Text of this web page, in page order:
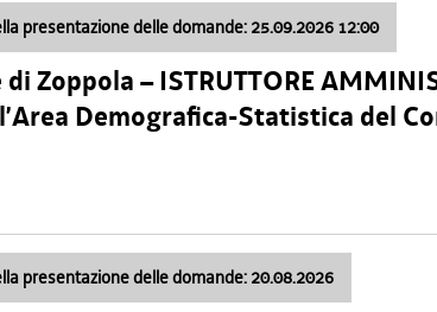
presentazione delle domande: 25.09.2026 12:00
Zoppola – ISTRUTTORE
Demografica-Statistica del
presentazione delle domande: 20.08.2026